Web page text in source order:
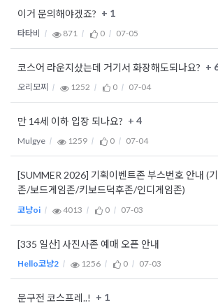
이거 문의해야겠죠? + 1
타타비 871 0 07-05
코스어 라운지샀는데 거기서 화장해도되나요? +
오리모찌 1252 0 07-04
만 14세 이하 입장 되나요? + 4
Mulgye 1259 0 07-04
[SUMMER 2026] 기획이벤트존 부스번호 안내 (
존/보드게임존/키보드덕후존/인디게임존)
코냥oi 4013 0 07-03
[335 일산] 사진사존 예매 오픈 안내
Hello코냥2 1256 0 07-03
문구전 코스프레..! + 1